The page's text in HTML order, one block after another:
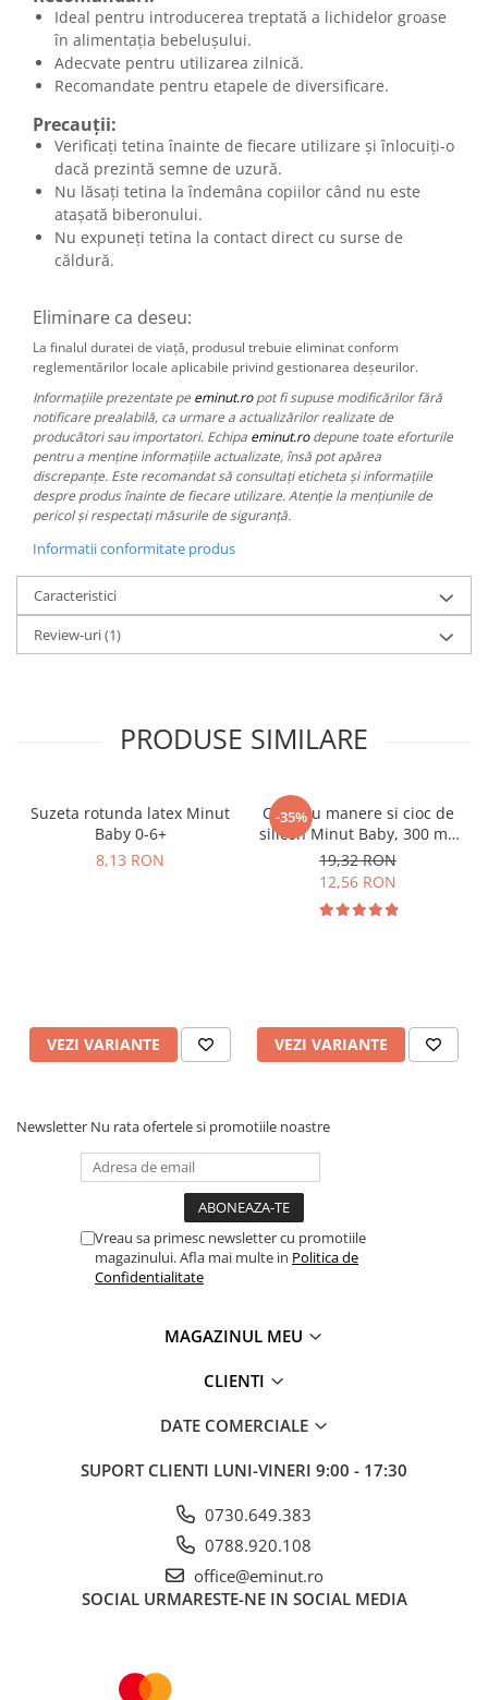
Ideal pentru introducerea treptată a lichidelor groase
în alimentația bebelușului.
Adecvate pentru utilizarea zilnică.
Recomandate pentru etapele de diversificare.
Precauții:
Verificați tetina înainte de fiecare utilizare și înlocuiți-o
dacă prezintă semne de uzură.
Nu lăsați tetina la îndemâna copiilor când nu este
atașată biberonului.
Nu expuneți tetina la contact direct cu surse de
căldură.
Eliminare ca deseu:
La finalul duratei de viață, produsul trebuie eliminat conform
reglementărilor locale aplicabile privind gestionarea deșeurilor.
Informațiile prezentate pe eminut.ropot fi supuse modificărilor fără
notificare prealabilă, ca urmare a actualizărilor realizate de
producători sau importatori. Echipa eminut.rodepune toate eforturile
pentru a menține informațiile actualizate, însă pot apărea
discrepanțe. Este recomandat să consultați eticheta și informațiile
despre produs înainte de fiecare utilizare. Atenție la mențiunile de
pericol și respectați măsurile de siguranță.
Informatii conformitate produs
Caracteristici
Review-uri(1)
PRODUSE SIMILARE
Suzeta rotunda latex Minut
Baby 0-6+
8,13 RON
VEZI VARIANTE
-35%
Cana cu manere si cioc de
silicon Minut Baby, 300 ml,
6+
19,32 RON
12,56 RON
VEZI VARIANTE
Newsletter Nu rata ofertele si promotiile noastre
Vreau sa primesc newsletter cu promotiile
magazinului. Afla mai multe in Politica de
Confidentialitate
MAGAZINUL MEU
CLIENTI
DATE COMERCIALE
SUPORT CLIENTI LUNI-VINERI 9:00 - 17:30
0730.649.383
0788.920.108
office@eminut.ro
SOCIAL URMARESTE-NE IN SOCIAL MEDIA